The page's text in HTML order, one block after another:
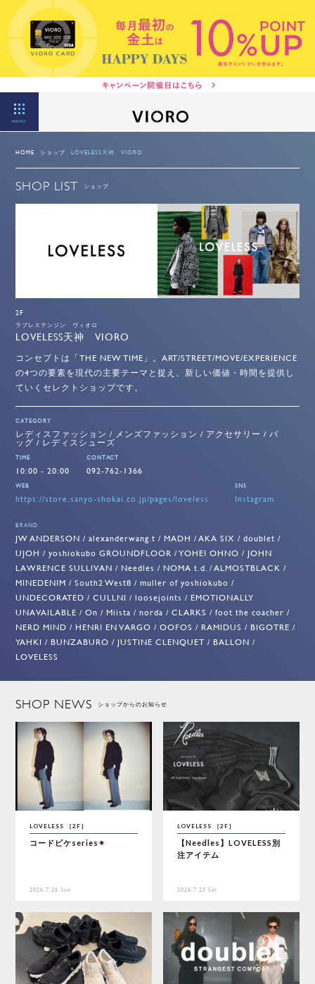
MENU
HOME ショップ LOVELESS天神 VIORO
SHOP LIST ショップ
2F
ラブレステンジン ヴィオロ
LOVELESS天神 VIORO
コンセプトは「THE NEW TIME」。ART/STREET/MOVE/EXPERIENCE
の4つの要素を現代の主要テーマと捉え、新しい価値・時間を提供し
ていくセレクトショップです。
CATEGORY
レディスファッション / メンズファッション / アクセサリー / バ
ッグ / レディスシューズ
TIME
10:00 - 20:00
CONTACT
092-762-1366
WEB
https://store.sanyo-shokai.co.jp/pages/loveless
SNS
Instagram
BRAND
JW ANDERSON / alexanderwang.t / MADH / AKA SIX / doublet /
UJOH / yoshiokubo GROUNDFLOOR / YOHEI OHNO / JOHN
LAWRENCE SULLIVAN / Needles / NOMA t.d. / ALMOSTBLACK /
MINEDENIM / South2 West8 / muller of yoshiokubo /
UNDECORATED / CULLNI / loosejoints / EMOTIONALLY
UNAVAILABLE / On / Miista / norda / CLARKS / foot the coacher /
NERD MIND / HENRI EN VARGO / OOFOS / RAMIDUS / BIGOTRE /
YAHKI / BUNZABURO / JUSTINE CLENQUET / BALLON /
LOVELESS
SHOP NEWS ショップからのお知らせ
LOVELESS ［2F］
コードピケseries✴︎
2026.7.26 Sun
LOVELESS ［2F］
【Needles】LOVELESS別
注アイテム
2026.7.25 Sat